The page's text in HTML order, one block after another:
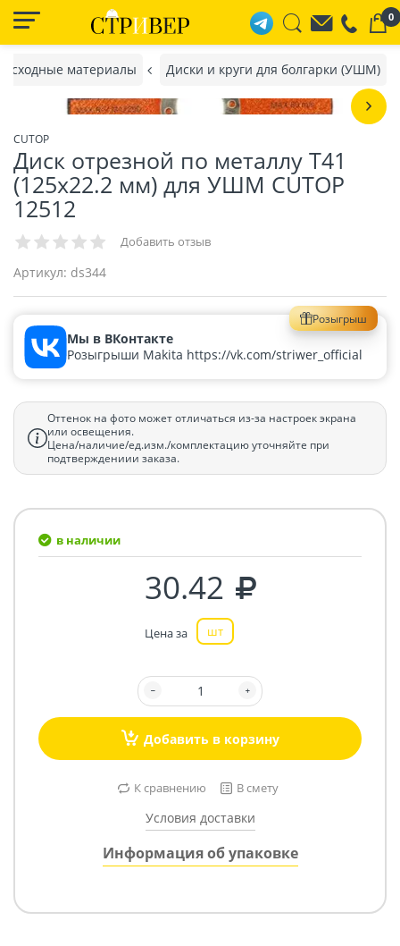
0
материалы Диски и круги для болгарки (УШМ)
CUTOP
Диск отрезной по металлу T41
(125х22.2 мм) для УШМ CUTOP
12512
Добавить отзыв
Артикул: ds344
Розыгрыш
Мы в ВКонтакте
Розыгрыши Makita https://vk.com/striwer_official
Оттенок на фото может отличаться из-за настроек экрана
или освещения.
Цена/наличие/ед.изм./комплектацию уточняйте при
подтверждениии заказа.
в наличии
30.42
Цена за шт
Добавить в корзину
К сравнению В смету
Условия доставки
Информация об упаковке